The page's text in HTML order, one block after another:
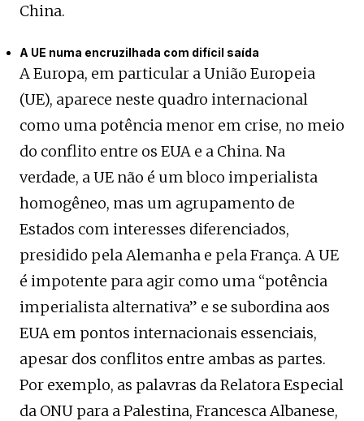
China.
A UE numa encruzilhada com difícil saída
A Europa, em particular a União Europeia
(UE), aparece neste quadro internacional
como uma potência menor em crise, no meio
do conflito entre os EUA e a China. Na
verdade, a UE não é um bloco imperialista
homogêneo, mas um agrupamento de
Estados com interesses diferenciados,
presidido pela Alemanha e pela França. A UE
é impotente para agir como uma “potência
imperialista alternativa” e se subordina aos
EUA em pontos internacionais essenciais,
apesar dos conflitos entre ambas as partes.
Por exemplo, as palavras da Relatora Especial
da ONU para a Palestina, Francesca Albanese,